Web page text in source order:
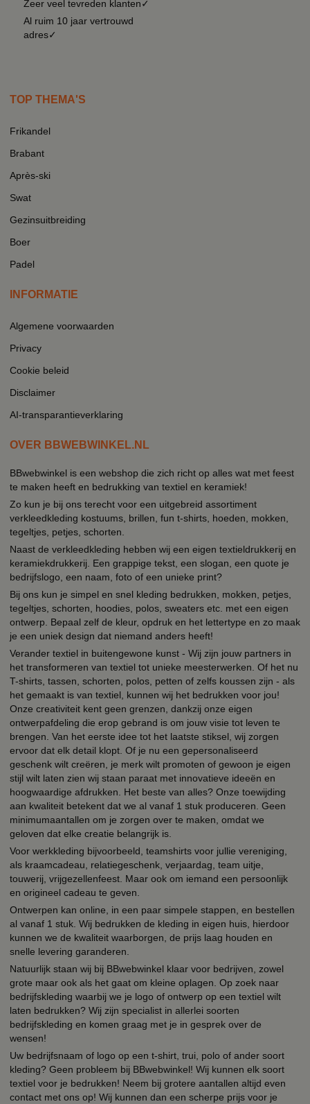
Zeer veel tevreden klanten✓
Al ruim 10 jaar vertrouwd
adres✓
TOP THEMA'S
Frikandel
Brabant
Après-ski
Swat
Gezinsuitbreiding
Boer
Padel
INFORMATIE
Algemene voorwaarden
Privacy
Cookie beleid
Disclaimer
AI-transparantieverklaring
OVER BBWEBWINKEL.NL
BBwebwinkel is een webshop die zich richt op alles wat met feest
te maken heeft en bedrukking van textiel en keramiek!
Zo kun je bij ons terecht voor een uitgebreid assortiment
verkleedkleding kostuums, brillen, fun t-shirts, hoeden, mokken,
tegeltjes, petjes, schorten.
Naast de verkleedkleding hebben wij een eigen textieldrukkerij en
keramiekdrukkerij. Een grappige tekst, een slogan, een quote je
bedrijfslogo, een naam, foto of een unieke print?
Bij ons kun je simpel en snel kleding bedrukken, mokken, petjes,
tegeltjes, schorten, hoodies, polos, sweaters etc. met een eigen
ontwerp. Bepaal zelf de kleur, opdruk en het lettertype en zo maak
je een uniek design dat niemand anders heeft!
Verander textiel in buitengewone kunst - Wij zijn jouw partners in
het transformeren van textiel tot unieke meesterwerken. Of het nu
T-shirts, tassen, schorten, polos, petten of zelfs koussen zijn - als
het gemaakt is van textiel, kunnen wij het bedrukken voor jou!
Onze creativiteit kent geen grenzen, dankzij onze eigen
ontwerpafdeling die erop gebrand is om jouw visie tot leven te
brengen. Van het eerste idee tot het laatste stiksel, wij zorgen
ervoor dat elk detail klopt. Of je nu een gepersonaliseerd
geschenk wilt creëren, je merk wilt promoten of gewoon je eigen
stijl wilt laten zien wij staan paraat met innovatieve ideeën en
hoogwaardige afdrukken. Het beste van alles? Onze toewijding
aan kwaliteit betekent dat we al vanaf 1 stuk produceren. Geen
minimumaantallen om je zorgen over te maken, omdat we
geloven dat elke creatie belangrijk is.
Voor werkkleding bijvoorbeeld, teamshirts voor jullie vereniging,
als kraamcadeau, relatiegeschenk, verjaardag, team uitje,
touwerij, vrijgezellenfeest. Maar ook om iemand een persoonlijk
en origineel cadeau te geven.
Ontwerpen kan online, in een paar simpele stappen, en bestellen
al vanaf 1 stuk. Wij bedrukken de kleding in eigen huis, hierdoor
kunnen we de kwaliteit waarborgen, de prijs laag houden en
snelle levering garanderen.
Natuurlijk staan wij bij BBwebwinkel klaar voor bedrijven, zowel
grote maar ook als het gaat om kleine oplagen. Op zoek naar
bedrijfskleding waarbij we je logo of ontwerp op een textiel wilt
laten bedrukken? Wij zijn specialist in allerlei soorten
bedrijfskleding en komen graag met je in gesprek over de
wensen!
Uw bedrijfsnaam of logo op een t-shirt, trui, polo of ander soort
kleding? Geen probleem bij BBwebwinkel! Wij kunnen elk soort
textiel voor je bedrukken! Neem bij grotere aantallen altijd even
contact met ons op! Wij kunnen dan een scherpe prijs voor je